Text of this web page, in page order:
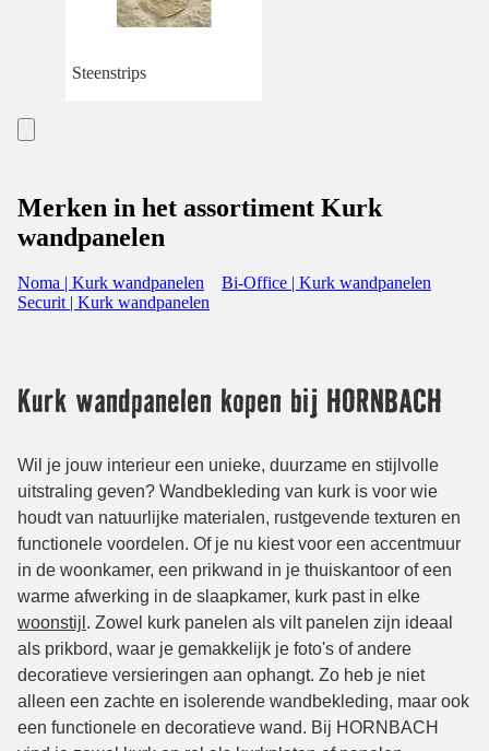
Steenstrips
Merken in het assortiment Kurk
wandpanelen
Noma | Kurk wandpanelen
Bi-Office | Kurk wandpanelen
Securit | Kurk wandpanelen